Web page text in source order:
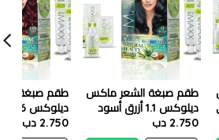
طقم صبغة الشعر ماكس
ديلوكس 1.1 أزرق أسود
2.750 دب
طقم صبغة
الأحمر
2.750 دب